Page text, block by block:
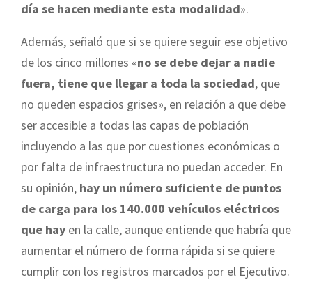
día se hacen mediante esta modalidad».
Además, señaló que si se quiere seguir ese objetivo
de los cinco millones «no se debe dejar a nadie
fuera, tiene que llegar a toda la sociedad, que
no queden espacios grises», en relación a que debe
ser accesible a todas las capas de población
incluyendo a las que por cuestiones económicas o
por falta de infraestructura no puedan acceder. En
su opinión, hay un número suficiente de puntos
de carga para los 140.000 vehículos eléctricos
que hay en la calle, aunque entiende que habría que
aumentar el número de forma rápida si se quiere
cumplir con los registros marcados por el Ejecutivo.